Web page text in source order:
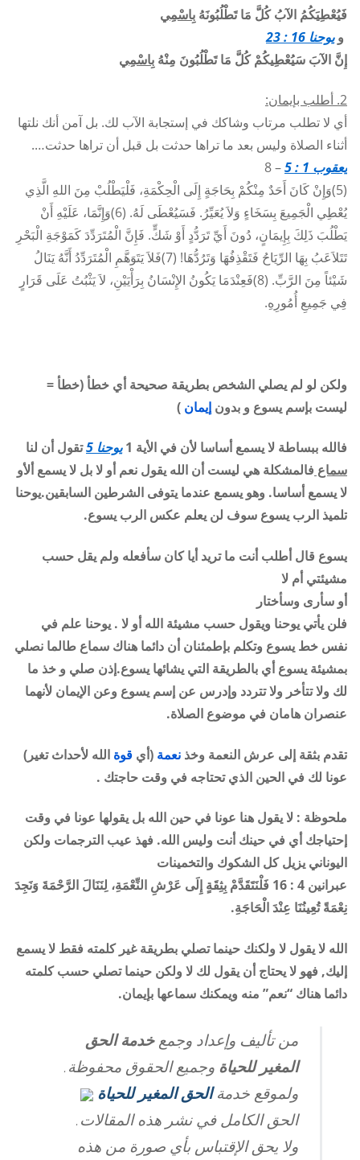
فَيُعْطِيَكُمُ الآبُ كُلَّ مَا تَطْلُبُونَهُ بِاسْمِي
ويوحنا 16 : 23
إِنَّ الآبَ سَيُعْطِيكُمْ كُلَّ مَا تَطْلُبُونَ مِنْهُ بِاسْمِي
2. أطلب بإيمان:
أي لا تطلب مرتاب وشاكك في إستجابة الآب لك. بل آمن أنك نلتها
أثناء الصلاة وليس بعد ما تراها حدثت بل قبل أن تراها حدثت….
يعقوب 1 : 5
– 8
(5)وَإِنْ كَانَ أَحَدٌ مِنْكُمْ بِحَاجَةٍ إِلَى الْحِكْمَةِ، فَلْيَطْلُبْ مِنَ اللهِ الَّذِي
يُعْطِي الْجَمِيعَ بِسَخَاءٍ وَلاَ يُعَيِّرُ. فَسَيُعْطَى لَهُ. (6)وَإِنَّمَا، عَلَيْهِ أَنْ
يَطْلُبَ ذَلِكَ بِإِيمَانٍ، دُونَ أَيِّ تَرَدُّدٍ أَوْ شَكٍّ. فَإِنَّ الْمُتَرَدِّدَ كَمَوْجَةِ الْبَحْرِ
تَتَلاَعَبُ بِهَا الرِّيَاحُ فَتَقْذِفُهَا وَتَرُدُّهَا! (7)فَلاَ يَتَوَهَّمِ الْمُتَرَدِّدُ أَنَّهُ يَنَالُ
شَيْئاً مِنَ الرَّبِّ. (8)فَعِنْدَمَا يَكُونُ الإِنْسَانُ بِرَأْيَيْنِ، لاَ يَثْبُتُ عَلَى قَرَارٍ
فِي جَمِيعِ أُمُورِهِ.
ولكن لو لم يصلي الشخص بطريقة صحيحة أي خطأ (خطأ =
ليست بإسم يسوع و بدون إيمان )
فالله ببساطة لا يسمع أساسا لأن في الأية 1 يوحنا 5
تقول أن لنا
سماع فالمشكلة هي ليست أن الله يقول نعم أو لا بل لا يسمع ألأو
لا يسمع أساسا. وهو يسمع عندما يتوفى الشرطين السابقين.يوحنا
تلميذ الرب يسوع سوف لن يعلم عكس الرب يسوع.
يسوع قال أطلب أنت ما تريد أيا كان سأفعله ولم يقل حسب
مشيئتي أم لا
أو سأرى وسأختار
فلن يأتي يوحنا ويقول حسب مشيئة الله أو لا . يوحنا علم في
نفس خط يسوع وتكلم بإطمئنان أن دائما هناك سماع طالما نصلي
بمشيئة يسوع أي بالطريقة التي يشائها يسوع.إذن صلي و خذ ما
لك ولا تتأخر ولا تتردد وإدرس عن إسم يسوع وعن الإيمان لأنهما
عنصران هامان في موضوع الصلاة.
تقدم بثقة إلى عرش النعمة وخذ نعمة (أي قوة الله لأحداث تغير)
عونا لك في الحين الذي تحتاجه في وقت حاجتك .
ملحوظة : لا يقول هنا عونا في حين الله بل يقولها عونا في وقت
إحتياجك أي في حينك أنت وليس الله. فهذ عيب الترجمات ولكن
اليوناني يزيل كل الشكوك والتخمينات
عبرانين 4 : 16 فَلْنَتَقَدَّمْ بِثِقَةٍ إِلَى عَرْشِ النِّعْمَةِ، لِنَنَالَ الرَّحْمَةَ وَنَجِدَ
نِعْمَةً تُعِينُنَا عِنْدَ الْحَاجَةِ.
الله لا يقول لا ولكنك حينما تصلي بطريقة غير كلمته فقط لا يسمع
إليك, فهو لا يحتاج أن يقول لك لا ولكن حينما تصلي حسب كلمته
دائما هناك “نعم” منه ويمكنك سماعها بإيمان.
من تأليف وإعداد وجمعخدمة الحق
المغير للحياة وجميع الحقوق محفوظة.
ولموقع خدمةالحق المغير للحياة
الحق الكامل في نشر هذه المقالات.
ولا يحق الإقتباس بأي صورة من هذه